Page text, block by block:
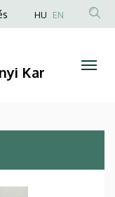
HU EN
Kar